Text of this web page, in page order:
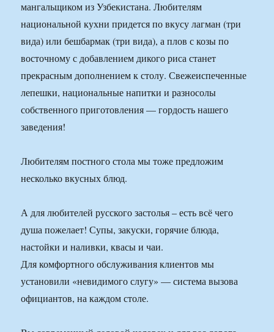
мангальщиком из Узбекистана. Любителям
национальной кухни придется по вкусу лагман (три
вида) или бешбармак (три вида), а плов с козы по
восточному с добавлением дикого риса станет
прекрасным дополнением к столу. Свежеиспеченные
лепешки, национальные напитки и разносолы
собственного приготовления — гордость нашего
заведения!
Любителям постного стола мы тоже предложим
несколько вкусных блюд.
А для любителей русского застолья – есть всё чего
душа пожелает! Супы, закуски, горячие блюда,
настойки и наливки, квасы и чаи.
Для комфортного обслуживания клиентов мы
установили «невидимого слугу» — система вызова
официантов, на каждом столе.